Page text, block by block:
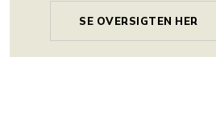
SE OVERSIGTEN HER